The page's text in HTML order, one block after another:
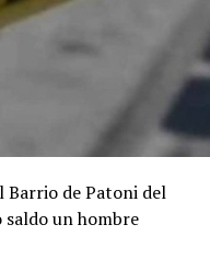
Barrio de Patoni del
saldo un hombre